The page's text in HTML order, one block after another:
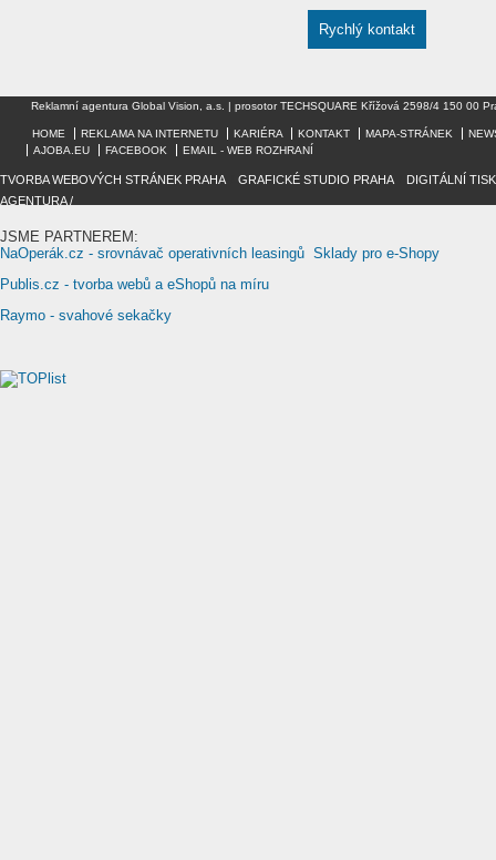
Rychlý kontakt
Reklamní agentura Global Vision, a.s. | prosotor TECHSQUARE Křížová 2598/4 150 00
HOME REKLAMA NA INTERNETU KARIÉRA KONTAKT MAPA-STRÁNEK
AJOBA.EU
FACEBOOK EMAIL - WEB ROZHRANÍ
TVORBA WEBOVÝCH STRÁNEK PRAHA GRAFICKÉ STUDIO PRAHA
DIGITÁLNÍ
AGENTURA /
JSME PARTNEREM:
NaOperák.cz - srovnávač operativních leasingů Sklady pro e-Shopy
Publis.cz - tvorba webů a eShopů na míru
Raymo - svahové sekačky